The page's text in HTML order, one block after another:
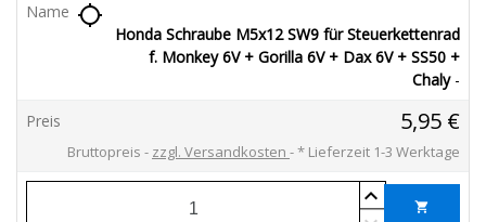
Honda Schraube M5x12 SW9 für Steuerkettenrad
f. Monkey 6V + Gorilla 6V + Dax 6V + SS50 +
Chaly-
location_searching
5,95 €
Bruttopreis zzgl. Versandkosten * Lieferzeit 1-3 Werktage
shopping_cart